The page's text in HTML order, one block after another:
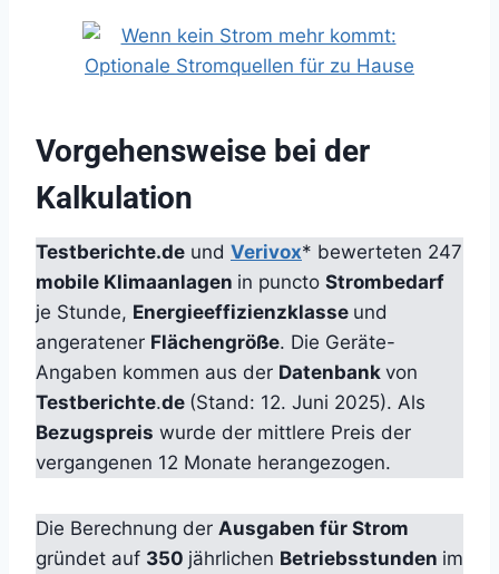
Vorgehensweise bei der
Kalkulation
Testberichte.de und Verivox* bewerteten 247
mobile Klimaanlagen in puncto Strombedarf
je Stunde, Energieeffizienzklasse und
angeratener Flächengröße. Die Geräte-
Angaben kommen aus der Datenbank von
Testberichte.de (Stand: 12. Juni 2025). Als
Bezugspreis wurde der mittlere Preis der
vergangenen 12 Monate herangezogen.
Die Berechnung der Ausgaben für Strom
gründet auf 350 jährlichen Betriebsstunden im